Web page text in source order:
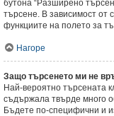
бутона “Разширено
търсене. В зависимост от
функциите на полето за
Нагоре
Защо търсенето ми не
Най-вероятно търсената
съдържала твърде много
Бъдете по-специфични и